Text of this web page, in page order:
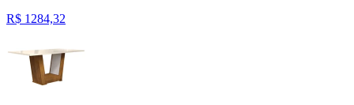
R$ 1284,32